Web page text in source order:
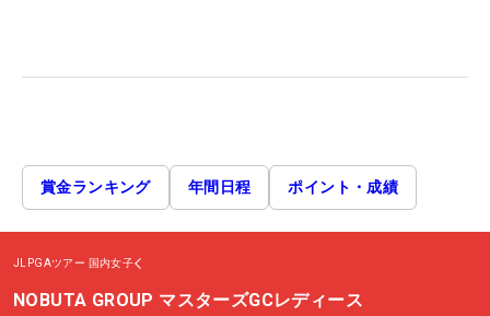
賞金ランキング 年間日程 ポイント・成績
JLPGAツアー 国内女子
NOBUTA GROUP マスターズGCレディース